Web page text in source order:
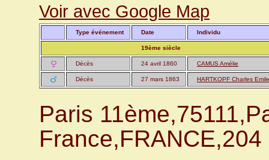
Voir avec Google Map
Type événement Date Individu
19ème siècle
Décès 24 avril 1860 CAMUS Amélie
Décès 27 mars 1863 HARTKOPF Charles Emile
Paris